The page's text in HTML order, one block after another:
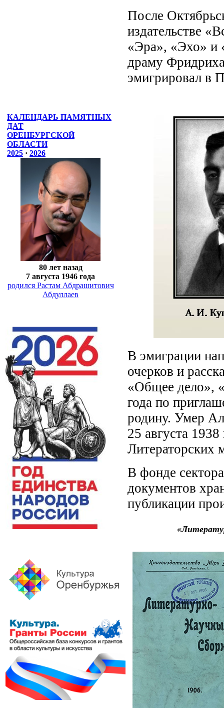
КАЛЕНДАРЬ ПАМЯТНЫХ
ДАТ
ОРЕНБУРГСКОЙ
ОБЛАСТИ
2025 · 2026
80 лет назад
7 августа 1946 года
родился Растам Абдрашитович
Абдуллаев
После
издательстве
«Эра», «Эхо» и
драму
эмигрировал в
В эмиграции
очерков и
«Общее дело»,
года по
родину. Умер
25 августа
Литераторских
В фонде
документов
публикации